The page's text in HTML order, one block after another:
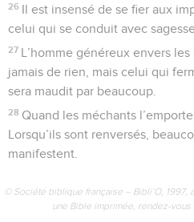
26 Il est insensé de se fier aux
celui qui se conduit avec
27 L’homme généreux envers
jamais de rien, mais celui qui
sera maudit par beaucoup.
28 Quand les méchants
Lorsqu’ils sont renversés,
manifestent.
© Société biblique française – Bibli’O, 1997,
une Bible imprimée, rendez-